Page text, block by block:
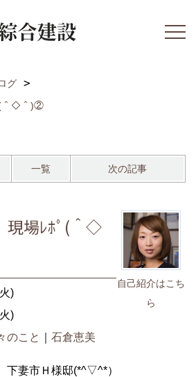
グ
(＾◇＾)②
一覧 次の記事
自己紹介はこち
ら
場ﾚﾎﾟ(＾◇
)
)
のこと 石倉恵美
下妻市Ｈ様邸(*^▽^*）